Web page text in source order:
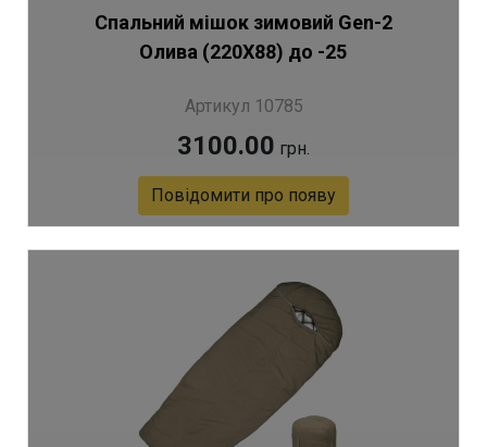
Спальний мішок зимовий Gen-2
Олива (220Х88) до -25
Артикул 10785
3100.00 грн.
Повідомити про появу